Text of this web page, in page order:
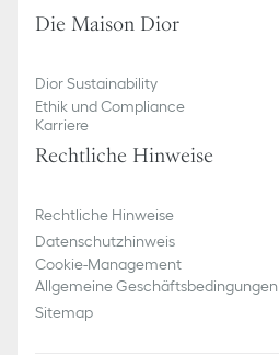
Die Maison Dior
Dior Sustainability
Ethik und Compliance
Karriere
Rechtliche Hinweise
Rechtliche Hinweise
Datenschutzhinweis
Cookie-Management
Allgemeine Geschäftsbedingungen
Sitemap